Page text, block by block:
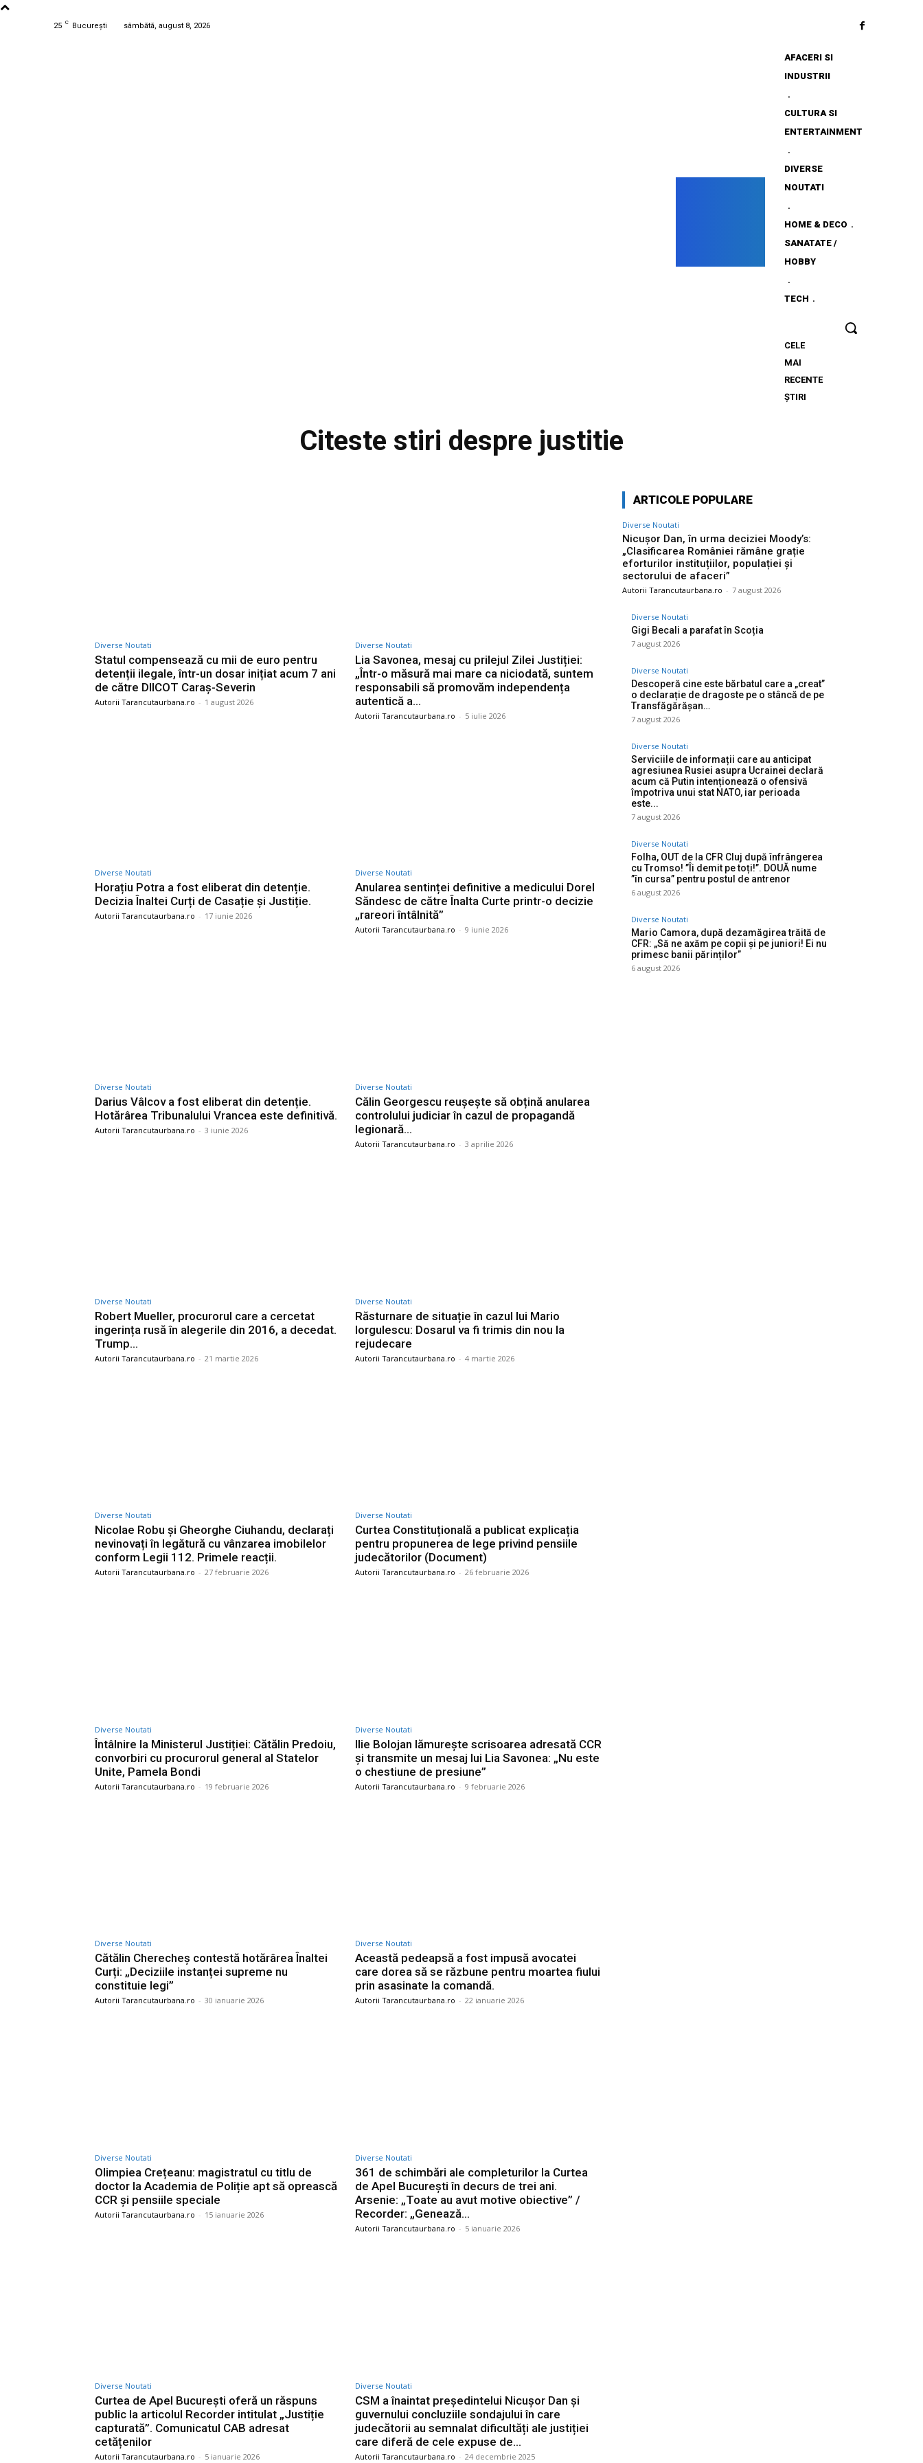
25 C București sâmbătă, august 8, 2026
AFACERI SI
INDUSTRII
CULTURA SI
ENTERTAINMENT
DIVERSE
NOUTATI
HOME & DECO
SANATATE /
HOBBY
TECH
CELE
MAI
RECENTE
ȘTIRI
Citeste stiri despre justitie
Diverse Noutati
Statul compensează cu mii de euro pentru
detenții ilegale, într-un dosar inițiat acum 7 ani
de către DIICOT Caraș-Severin
Autorii Tarancutaurbana.ro - 1 august 2026
Diverse Noutati
Lia Savonea, mesaj cu prilejul Zilei Justiției:
„Într-o măsură mai mare ca niciodată, suntem
responsabili să promovăm independența
autentică a…
Autorii Tarancutaurbana.ro - 5 iulie 2026
Diverse Noutati
Horațiu Potra a fost eliberat din detenție.
Decizia Înaltei Curți de Casație și Justiție.
Autorii Tarancutaurbana.ro - 17 iunie 2026
Diverse Noutati
Anularea sentinței definitive a medicului Dorel
Săndesc de către Înalta Curte printr-o decizie
„rareori întâlnită”
Autorii Tarancutaurbana.ro - 9 iunie 2026
Diverse Noutati
Darius Vâlcov a fost eliberat din detenție.
Hotărârea Tribunalului Vrancea este definitivă.
Autorii Tarancutaurbana.ro - 3 iunie 2026
Diverse Noutati
Călin Georgescu reușește să obțină anularea
controlului judiciar în cazul de propagandă
legionară…
Autorii Tarancutaurbana.ro - 3 aprilie 2026
Diverse Noutati
Robert Mueller, procurorul care a cercetat
ingerința rusă în alegerile din 2016, a decedat.
Trump…
Autorii Tarancutaurbana.ro - 21 martie 2026
Diverse Noutati
Răsturnare de situație în cazul lui Mario
Iorgulescu: Dosarul va fi trimis din nou la
rejudecare
Autorii Tarancutaurbana.ro - 4 martie 2026
Diverse Noutati
Nicolae Robu și Gheorghe Ciuhandu, declarați
nevinovați în legătură cu vânzarea imobilelor
conform Legii 112. Primele reacții.
Autorii Tarancutaurbana.ro - 27 februarie 2026
Diverse Noutati
Curtea Constituțională a publicat explicația
pentru propunerea de lege privind pensiile
judecătorilor (Document)
Autorii Tarancutaurbana.ro - 26 februarie 2026
Diverse Noutati
Întâlnire la Ministerul Justiției: Cătălin Predoiu,
convorbiri cu procurorul general al Statelor
Unite, Pamela Bondi
Autorii Tarancutaurbana.ro - 19 februarie 2026
Diverse Noutati
Ilie Bolojan lămurește scrisoarea adresată CCR
și transmite un mesaj lui Lia Savonea: „Nu este
o chestiune de presiune”
Autorii Tarancutaurbana.ro - 9 februarie 2026
Diverse Noutati
Cătălin Cherecheș contestă hotărârea Înaltei
Curți: „Deciziile instanței supreme nu
constituie legi”
Autorii Tarancutaurbana.ro - 30 ianuarie 2026
Diverse Noutati
Această pedeapsă a fost impusă avocatei
care dorea să se răzbune pentru moartea fiului
prin asasinate la comandă.
Autorii Tarancutaurbana.ro - 22 ianuarie 2026
Diverse Noutati
Olimpiea Crețeanu: magistratul cu titlu de
doctor la Academia de Poliție apt să oprească
CCR și pensiile speciale
Autorii Tarancutaurbana.ro - 15 ianuarie 2026
Diverse Noutati
361 de schimbări ale completurilor la Curtea
de Apel București în decurs de trei ani.
Arsenie: „Toate au avut motive obiective” /
Recorder: „Genează...
Autorii Tarancutaurbana.ro - 5 ianuarie 2026
Diverse Noutati
Curtea de Apel București oferă un răspuns
public la articolul Recorder intitulat „Justiție
capturată”. Comunicatul CAB adresat
cetățenilor
Autorii Tarancutaurbana.ro - 5 ianuarie 2026
Diverse Noutati
CSM a înaintat președintelui Nicușor Dan și
guvernului concluziile sondajului în care
judecătorii au semnalat dificultăți ale justiției
care diferă de cele expuse de...
Autorii Tarancutaurbana.ro - 24 decembrie 2025
ARTICOLE POPULARE
Diverse Noutati
Nicușor Dan, în urma deciziei Moody’s:
„Clasificarea României rămâne grație
eforturilor instituțiilor, populației și
sectorului de afaceri”
Autorii Tarancutaurbana.ro - 7 august 2026
Diverse Noutati
Gigi Becali a parafat în Scoția
7 august 2026
Diverse Noutati
Descoperă cine este bărbatul care a „creat”
o declarație de dragoste pe o stâncă de pe
Transfăgărășan…
7 august 2026
Diverse Noutati
Serviciile de informații care au anticipat
agresiunea Rusiei asupra Ucrainei declară
acum că Putin intenționează o ofensivă
împotriva unui stat NATO, iar perioada
este...
7 august 2026
Diverse Noutati
Folha, OUT de la CFR Cluj după înfrângerea
cu Tromso! ”Îi demit pe toți!”. DOUĂ nume
”în cursa” pentru postul de antrenor
6 august 2026
Diverse Noutati
Mario Camora, după dezamăgirea trăită de
CFR: „Să ne axăm pe copii și pe juniori! Ei nu
primesc banii părinților”
6 august 2026